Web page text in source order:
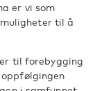
er vi som
til å
til forebygging